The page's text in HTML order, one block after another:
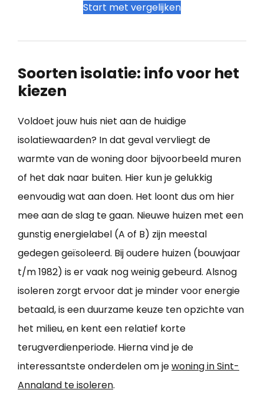
Start met vergelijken
Soorten isolatie: info voor het
kiezen
Voldoet jouw huis niet aan de huidige
isolatiewaarden? In dat geval vervliegt de
warmte van de woning door bijvoorbeeld muren
of het dak naar buiten. Hier kun je gelukkig
eenvoudig wat aan doen. Het loont dus om hier
mee aan de slag te gaan. Nieuwe huizen met een
gunstig energielabel (A of B) zijn meestal
gedegen geïsoleerd. Bij oudere huizen (bouwjaar
t/m 1982) is er vaak nog weinig gebeurd. Alsnog
isoleren zorgt ervoor dat je minder voor energie
betaald, is een duurzame keuze ten opzichte van
het milieu, en kent een relatief korte
terugverdienperiode. Hierna vind je de
interessantste onderdelen om jewoning in Sint-
Annaland te isoleren.